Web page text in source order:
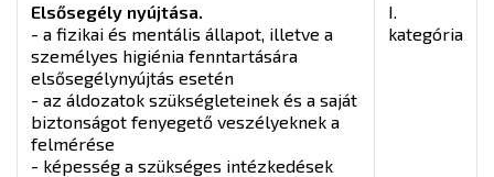
Elsősegély nyújtása.
- a fizikai és mentális állapot, illetve a
személyes higiénia fenntartására
elsősegélynyújtás esetén
- az áldozatok szükségleteinek és a saját
biztonságot fenyegető veszélyeknek a
felmérése
- képesség a szükséges intézkedések
I.
kategória